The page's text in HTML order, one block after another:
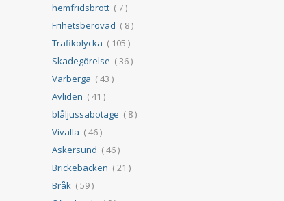
hemfridsbrott( 7 )
Frihetsberövad ( 8 )
Trafikolycka ( 105 )
Skadegörelse ( 36 )
Varberga ( 43 )
Avliden ( 41 )
blåljussabotage ( 8 )
Vivalla ( 46 )
Askersund ( 46 )
Brickebacken ( 21 )
Bråk( 59 )